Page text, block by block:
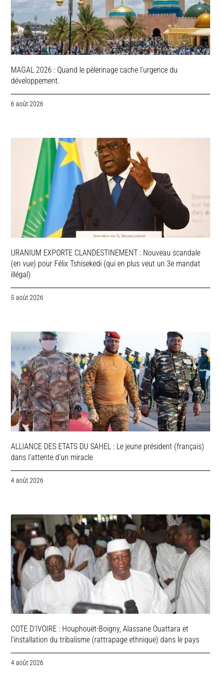
MAGAL 2026 : Quand le pèlerinage cache l’urgence du
développement.
6 août 2026
URANIUM EXPORTE CLANDESTINEMENT : Nouveau scandale
(en vue) pour Félix Tshisekedi (qui en plus veut un 3e mandat
illégal)
5 août 2026
ALLIANCE DES ETATS DU SAHEL : Le jeune président (français)
dans l’attente d’un miracle
4 août 2026
COTE D’IVOIRE : Houphouët-Boigny, Alassane Ouattara et
l’installation du tribalisme (rattrapage ethnique) dans le pays
4 août 2026